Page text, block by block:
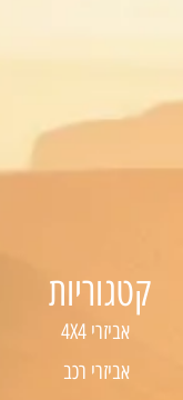
קטגוריות
אביזרי 4X4
אביזרי רכב